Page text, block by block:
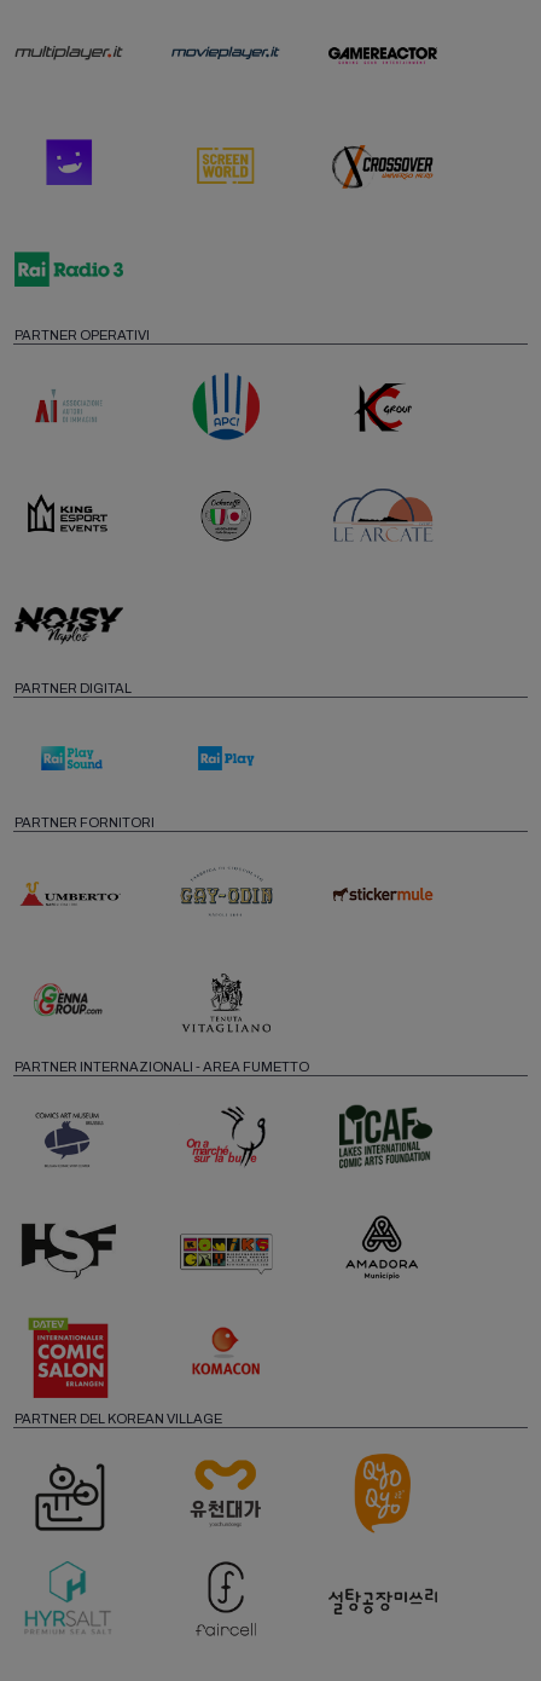
PARTNER OPERATIVI
PARTNER DIGITAL
PARTNER FORNITORI
PARTNER INTERNAZIONALI - AREA FUMETTO
PARTNER DEL KOREAN VILLAGE